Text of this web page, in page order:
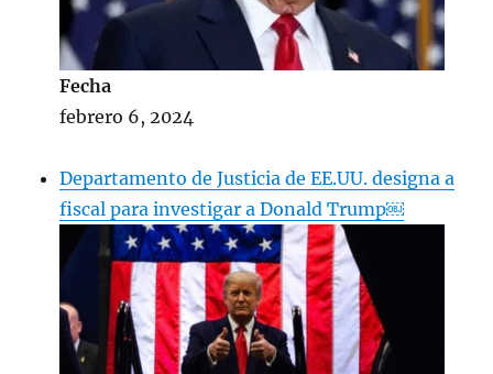
Fecha
febrero 6, 2024
Departamento de Justicia de EE.UU. designa a
fiscal para investigar a Donald Trump￼